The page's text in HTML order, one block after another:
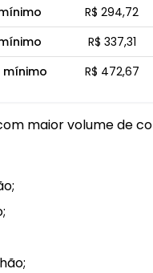
R$ 294,72
R$ 337,31
mínimo
R$ 472,67
maior volume de